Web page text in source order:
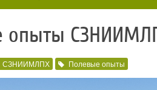
опыты
СЗНИИМЛПХ Полевые опыты